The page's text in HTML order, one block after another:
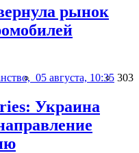
рынок
05 августа, 10:35 303
Украина